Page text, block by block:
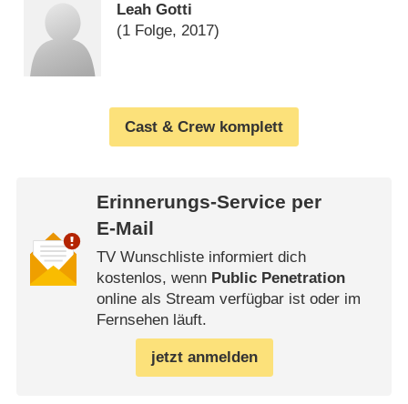
Leah Gotti
(1 Folge, 2017)
Cast & Crew komplett
Erinnerungs-Service per
E-Mail
TV Wunschliste informiert dich
kostenlos, wenn Public Penetration
online als Stream verfügbar ist oder im
Fernsehen läuft.
jetzt anmelden